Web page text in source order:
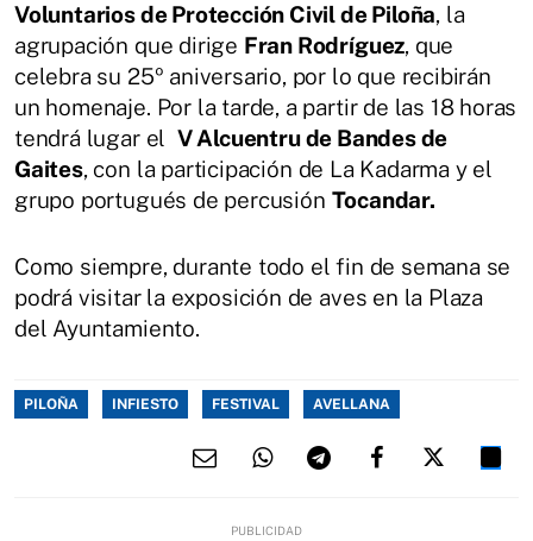
Voluntarios de Protección Civil de Piloña, la
agrupación que dirige Fran Rodríguez, que
celebra su 25º aniversario, por lo que recibirán
un homenaje. Por la tarde, a partir de las 18 horas
tendrá lugar el V Alcuentru de Bandes de
Gaites, con la participación de La Kadarma y el
grupo portugués de percusión Tocandar.
Como siempre, durante todo el fin de semana se
podrá visitar la exposición de aves en la Plaza
del Ayuntamiento.
PILOÑA INFIESTO FESTIVAL AVELLANA